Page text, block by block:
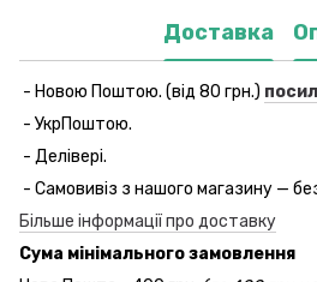
Доставка
- Новою Поштою. (від 80 грн.)
- УкрПоштою.
- Делівері.
- Самовивіз з нашого магазину —
Більше інформації про доставку
Сума мінімального замовлення